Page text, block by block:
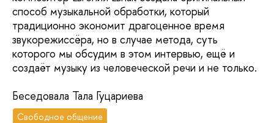
способ музыкальной обработки, который
традиционно экономит драгоценное время
звукорежиссёра, но в случае метода, суть
которого мы обсудим в этом интервью, ещё и
создаёт музыку из человеческой речи и не только.
Беседовала Тала Гуцариева
Свободное общение